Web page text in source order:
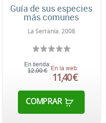
Guía de sus especies
más comunes
La Serranía. 2008
En tienda:
12,00 € En la web:
11,40 €
COMPRAR